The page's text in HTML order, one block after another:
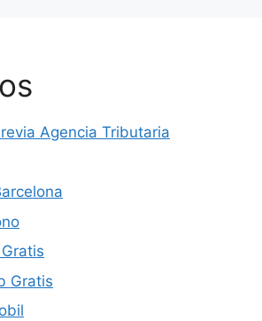
Agencia Tributaria
Gratis